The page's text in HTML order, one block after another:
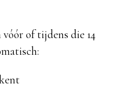
of tijdens die 14